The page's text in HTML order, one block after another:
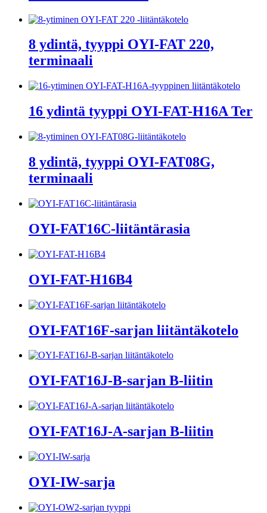
8 ydintä, tyyppi OYI-FAT 220,
terminaali
16 ydintä tyyppi OYI-FAT-H16A Ter
8 ydintä, tyyppi OYI-FAT08G,
terminaali
OYI-FAT16C-liitäntärasia
OYI-FAT-H16B4
OYI-FAT16F-sarjan liitäntäkotelo
OYI-FAT16J-B-sarjan B-liitin
OYI-FAT16J-A-sarjan B-liitin
OYI-IW-sarja